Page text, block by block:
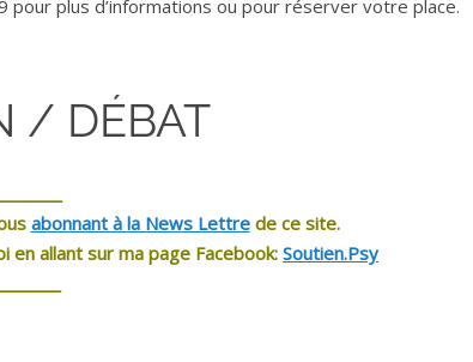
plus d’informations ou pour réserver votre place.
/ DÉBAT
abonnant à la News Lettrede ce site.
allant sur ma page Facebook: Soutien.Psy